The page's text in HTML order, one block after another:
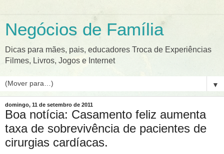
Negócios de Família
Dicas para mães, pais, educadores Troca de Experiências
Filmes, Livros, Jogos e Internet
▼
domingo, 11 de setembro de 2011
Boa notícia: Casamento feliz aumenta
taxa de sobrevivência de pacientes de
cirurgias cardíacas.